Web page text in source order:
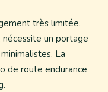
très limitée,
un portage
La
de route endurance